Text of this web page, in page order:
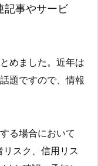
記事やサービ
めました。近年は
題ですので、情報
る場合において
スク、信用リス